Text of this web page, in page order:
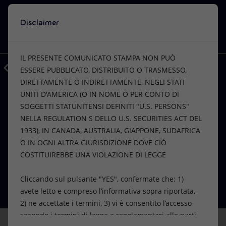
Oppurescopri EnergIA, la nostra nuova soluzione di intelligenza
artificiale.
Visione
Mission e valori
Persone e Partnership
Net Zero
Modello satellitare
Azioni
Diversificazione energetica
Tecnologie per la transizione
Collaborazioni per l'innovazione
Attività nel mondo
Prodotti
Casa
Imprese
Mobilità
Indietro Media Comunicati Stampa
FINANZA, STRATEGIA E REPORT
Eni: risultati finali dell’offerta di
riacquisto del prestito obbligazionario
ibrido in circolazione – ERRATA
22 gennaio 2025 - 14:14 CET
artificiale di Eni
Una finestra sul mondo Eni, a tua
disposizione. EnergIA è uno strumento
innovativo basato sulle capacità
dell’intelligenza artificiale, che può aiutarti
a navigare tra i contenuti di eni.com,
trovando subito la risposta alle tue
domande.
INIZIA ORA
Disclaimer
IL PRESENTE COMUNICATO STAMPA NON PUÒ
ESSERE PUBBLICATO, DISTRIBUITO O TRASMESSO,
DIRETTAMENTE O INDIRETTAMENTE, NEGLI STATI
UNITI D'AMERICA (O IN NOME O PER CONTO DI
SOGGETTI STATUNITENSI DEFINITI "U.S. PERSONS"
NELLA REGULATION S DELLO U.S. SECURITIES ACT DEL
1933), IN CANADA, AUSTRALIA, GIAPPONE, SUDAFRICA
O IN OGNI ALTRA GIURISDIZIONE DOVE CIÒ
COSTITUIREBBE UNA VIOLAZIONE DI LEGGE
Cliccando sul pulsante "YES", confermate che: 1)
avete letto e compreso l’informativa sopra riportata,
2) ne accettate i termini, 3) vi è consentito l’accesso
secondo i termini di legge e regolamentari alle parti